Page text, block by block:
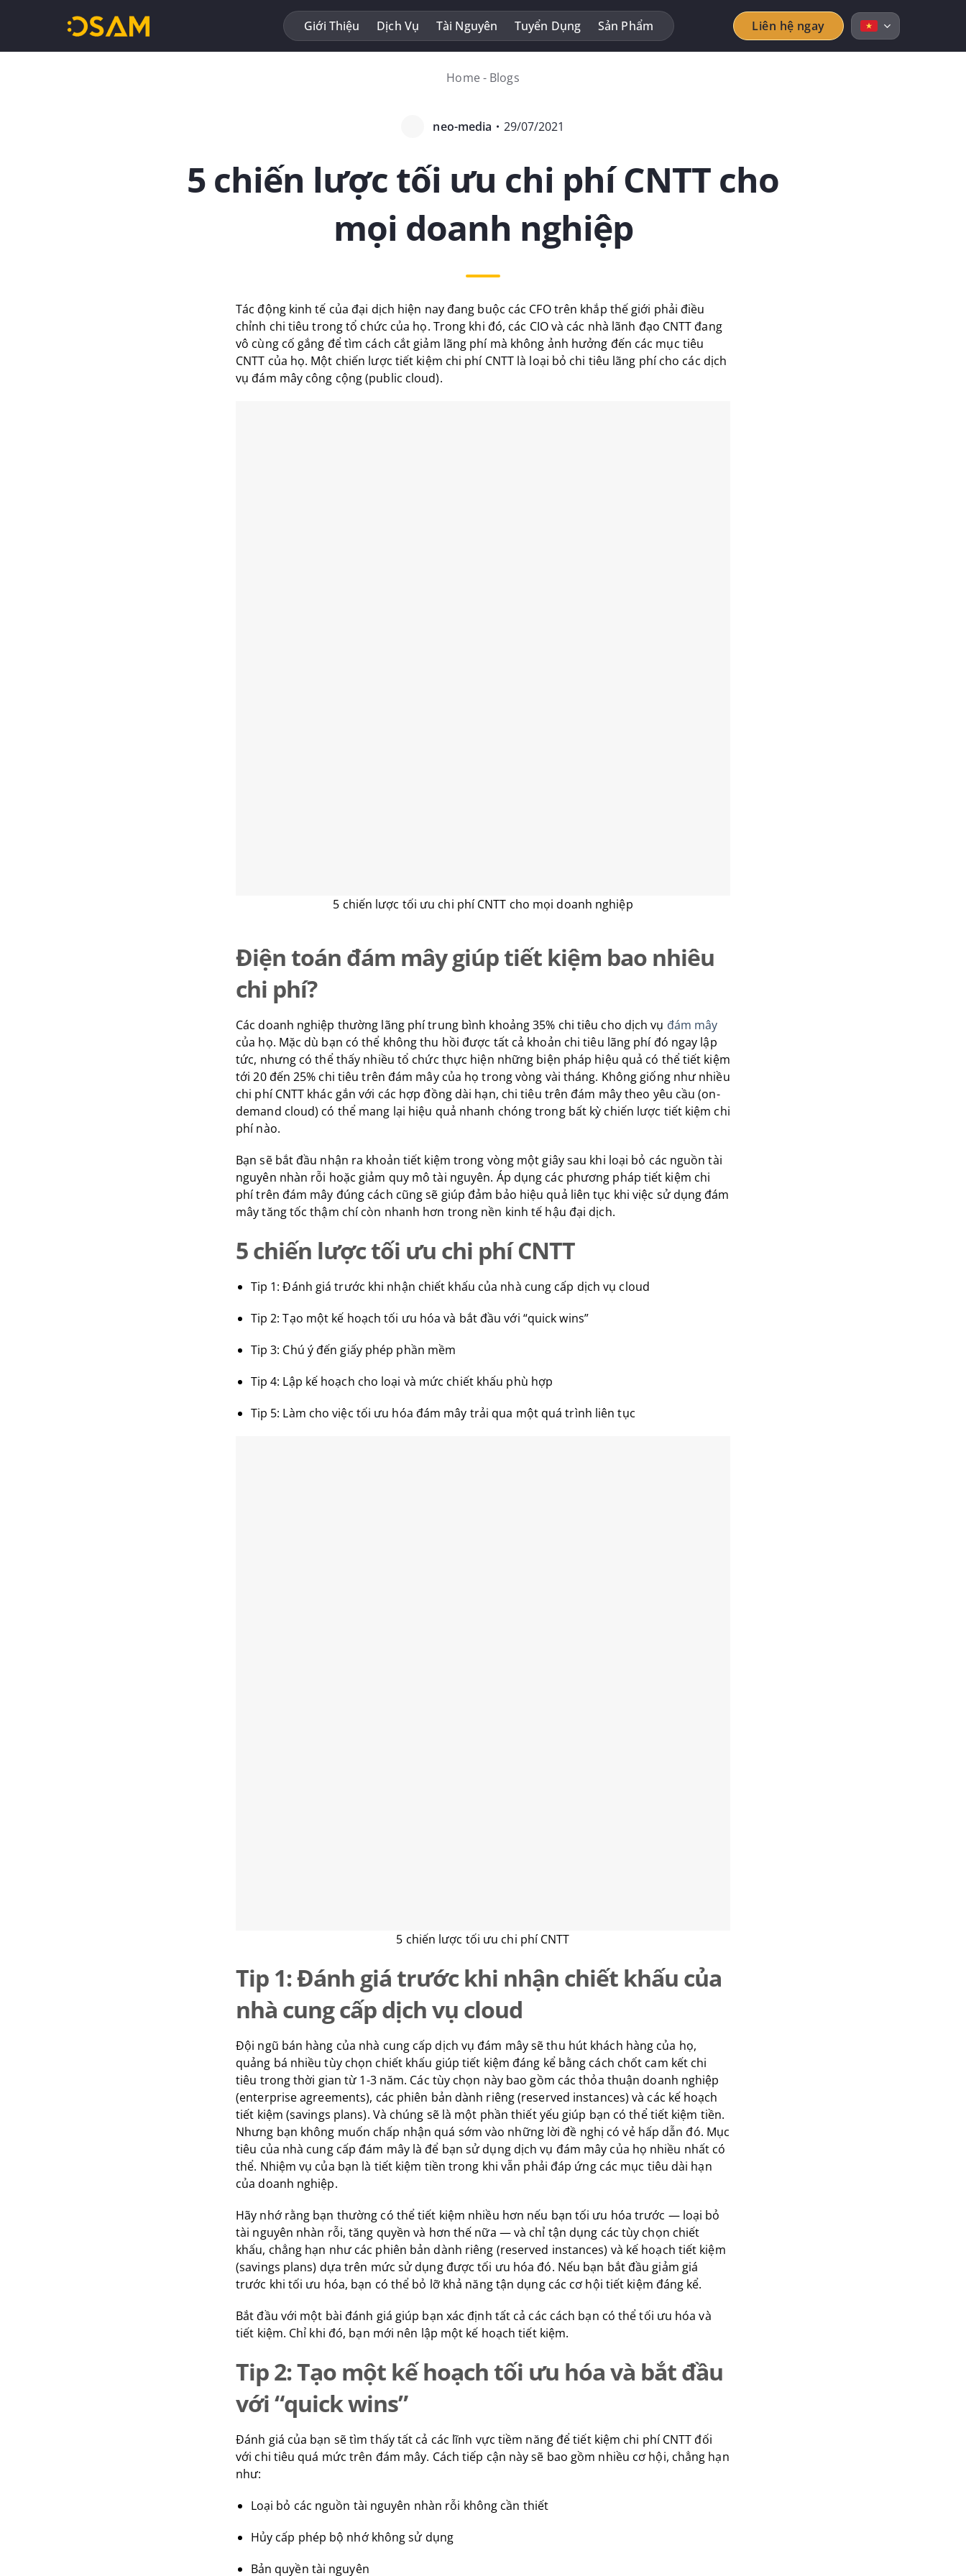
Giới Thiệu Dịch Vụ Tài Nguyên Tuyển Dụng Sản Phẩm Liên hệ ngay
Home- Blogs
neo-media ・ 29/07/2021
5 chiến lược tối ưu chi phí CNTT cho
mọi doanh nghiệp
Tác động kinh tế của đại dịch hiện nay đang buộc các CFO trên khắp thế giới phải điều
chỉnh chi tiêu trong tổ chức của họ. Trong khi đó, các CIO và các nhà lãnh đạo CNTT đang
vô cùng cố gắng để tìm cách cắt giảm lãng phí mà không ảnh hưởng đến các​ ​mục tiêu
CNTT của họ. Một chiến lược tiết kiệm chi phí CNTT là loại bỏ chi tiêu lãng phí cho các dịch
vụ đám mây công cộng (public cloud).
5 chiến lược tối ưu chi phí CNTT cho mọi doanh nghiệp
Điện toán đám mây giúp tiết kiệm bao nhiêu
chi phí?
Các doanh nghiệp thường lãng phí trung bình khoảng 35% chi tiêu cho dịch vụ đám mây
của họ. Mặc dù bạn có thể không thu hồi được tất cả khoản chi tiêu lãng phí đó ngay lập
tức, nhưng có thể thấy nhiều tổ chức thực hiện những biện pháp hiệu quả có thể tiết kiệm
tới 20 đến 25% chi tiêu trên đám mây của họ trong vòng vài tháng. Không giống như nhiều
chi phí CNTT khác gắn với các hợp đồng dài hạn, chi tiêu trên đám mây theo yêu cầu (on-
demand cloud) có thể mang lại hiệu quả nhanh chóng trong bất kỳ chiến lược ​​tiết kiệm chi
phí nào.
Bạn sẽ bắt đầu nhận ra khoản tiết kiệm trong vòng một giây sau khi loại bỏ các nguồn tài
nguyên nhàn rỗi hoặc giảm quy mô tài nguyên. Áp dụng các phương pháp tiết kiệm chi
phí trên đám mây đúng cách cũng sẽ giúp đảm bảo hiệu quả liên tục khi việc sử dụng đám
mây tăng tốc thậm chí còn nhanh hơn trong nền kinh tế hậu đại dịch.
5 chiến lược tối ưu chi phí CNTT
Tip 1: Đánh giá trước khi nhận chiết khấu của nhà cung cấp dịch vụ cloud
Tip 2: Tạo một kế hoạch tối ưu hóa và bắt đầu với “quick wins”
Tip 3: Chú ý đến giấy phép phần mềm
Tip 4: Lập kế hoạch cho loại và mức chiết khấu phù hợp
Tip 5: Làm cho việc tối ưu hóa đám mây trải qua một quá trình liên tục
5 chiến lược tối ưu chi phí CNTT
Tip 1: Đánh giá trước khi nhận chiết khấu của
nhà cung cấp dịch vụ cloud
Đội ngũ bán hàng của nhà cung cấp dịch vụ đám mây sẽ thu hút khách hàng của họ,
quảng bá nhiều tùy chọn chiết khấu giúp tiết kiệm đáng kể bằng cách chốt cam kết chi
tiêu trong thời gian từ 1-3 năm. Các tùy chọn này bao gồm các thỏa thuận doanh nghiệp
(enterprise agreements), các phiên bản dành riêng (reserved instances) và các kế hoạch
tiết kiệm (savings plans). Và chúng sẽ là một phần thiết yếu giúp bạn có thể tiết kiệm tiền.
Nhưng bạn không muốn chấp nhận quá sớm vào những lời đề nghị có vẻ hấp dẫn đó. Mục
tiêu của nhà cung cấp đám mây là để bạn sử dụng dịch vụ đám mây của họ nhiều nhất có
thể. Nhiệm vụ của bạn là tiết kiệm tiền trong khi vẫn phải đáp ứng các mục tiêu dài hạn
của doanh nghiệp.
Hãy nhớ rằng bạn thường có thể tiết kiệm nhiều hơn nếu bạn tối ưu hóa trước — loại bỏ
tài nguyên nhàn rỗi, tăng quyền và hơn thế nữa — và chỉ tận dụng các tùy chọn chiết
khấu, chẳng hạn như các phiên bản dành riêng (reserved instances) và kế hoạch tiết kiệm
(savings plans) dựa trên mức sử dụng được tối ưu hóa đó. Nếu bạn bắt đầu giảm giá
trước khi tối ưu hóa, bạn có thể bỏ lỡ khả năng tận dụng các cơ hội tiết kiệm đáng kể.
Bắt đầu với một bài đánh giá giúp bạn xác định tất cả các cách bạn có thể tối ưu hóa và
tiết kiệm. Chỉ khi đó, bạn mới nên lập một kế hoạch tiết kiệm.
Tip 2: Tạo một kế hoạch tối ưu hóa và bắt đầu
với “quick wins”
Đánh giá của bạn sẽ tìm thấy tất cả các lĩnh vực tiềm năng để tiết kiệm chi phí CNTT đối
với chi tiêu quá mức trên đám mây. Cách tiếp cận này sẽ bao gồm nhiều cơ hội, chẳng hạn
như:
Loại bỏ các nguồn tài nguyên nhàn rỗi không cần thiết
Hủy cấp phép bộ nhớ không sử dụng
Bản quyền tài nguyên